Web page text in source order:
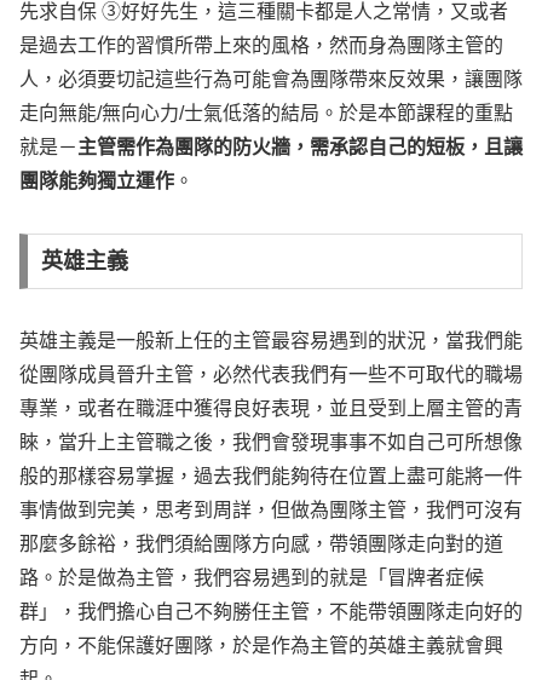
先求自保 ③好好先生，這三種關卡都是人之常情，又或者
是過去工作的習慣所帶上來的風格，然而身為團隊主管的
人，必須要切記這些行為可能會為團隊帶來反效果，讓團隊
走向無能/無向心力/士氣低落的結局。於是本節課程的重點
就是－主管需作為團隊的防火牆，需承認自己的短板，且讓
團隊能夠獨立運作 。
英雄主義
英雄主義是一般新上任的主管最容易遇到的狀況，當我們能
從團隊成員晉升主管，必然代表我們有一些不可取代的職場
專業，或者在職涯中獲得良好表現，並且受到上層主管的青
睞，當升上主管職之後，我們會發現事事不如自己可所想像
般的那樣容易掌握，過去我們能夠待在位置上盡可能將一件
事情做到完美，思考到周詳，但做為團隊主管，我們可沒有
那麼多餘裕，我們須給團隊方向感，帶領團隊走向對的道
路。於是做為主管，我們容易遇到的就是「冒牌者症候
群」，我們擔心自己不夠勝任主管，不能帶領團隊走向好的
方向，不能保護好團隊，於是作為主管的英雄主義就會興